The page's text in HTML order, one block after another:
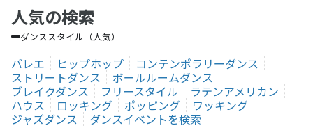
人気の検索
ダンススタイル（人気）
バレエ ヒップホップ
コンテンポラリーダンス
ストリートダンス
ボールルームダンス
ブレイクダンス
フリースタイル
ラテンアメリカン
ハウス
ロッキング ポッピング
ワッキング
ジャズダンス
ダンスイベントを検索